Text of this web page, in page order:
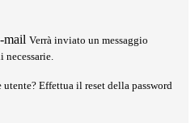
mail Verrà inviato un messaggio
Effettua il reset della password